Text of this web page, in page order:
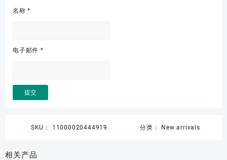
名称*
电子邮件 *
SKU： 11000020444919 分类： New arrivals
相关产品